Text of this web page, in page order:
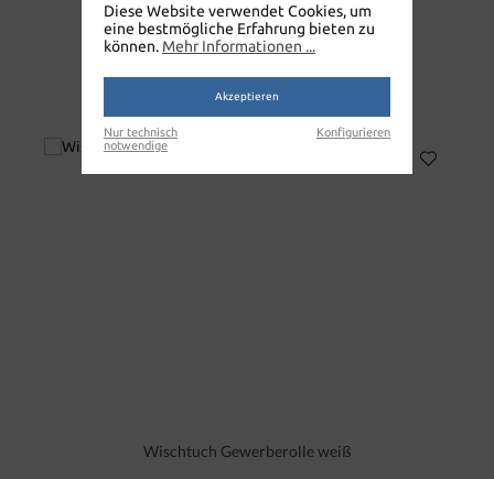
WANDHALTERUNG
Wischtuch Gewerberolle weiß
Diese Website verwendet Cookies, um
eine bestmögliche Erfahrung bieten zu
können. Mehr Informationen ...
Akzeptieren
Nur technisch
notwendige
Konfigurieren